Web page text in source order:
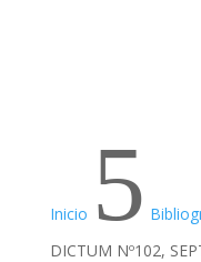
Inicio 5
DICTUM Nº102,